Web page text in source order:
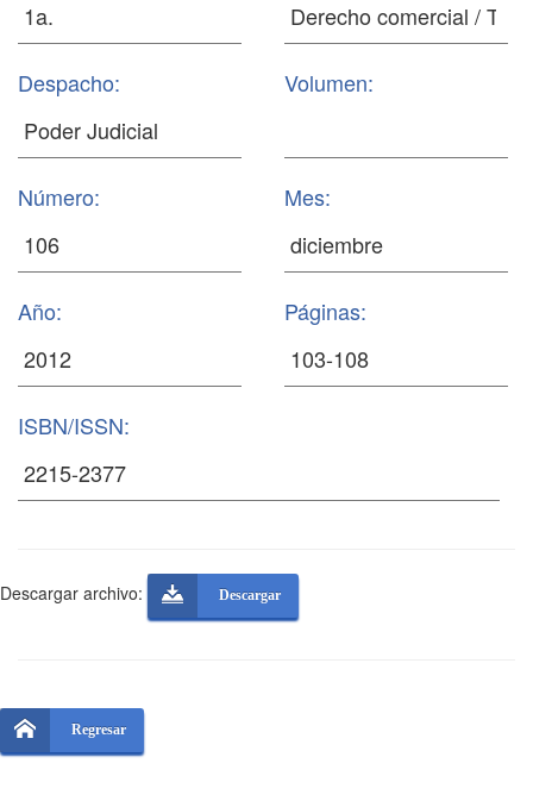
Despacho: Volumen:
Número: Mes:
Año: Páginas:
ISBN/ISSN:
Descargar archivo: Descargar
Regresar